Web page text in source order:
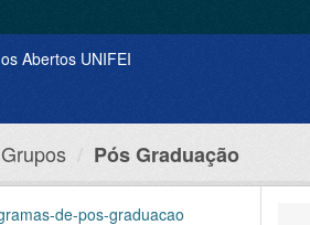
Grupos Pós Graduação